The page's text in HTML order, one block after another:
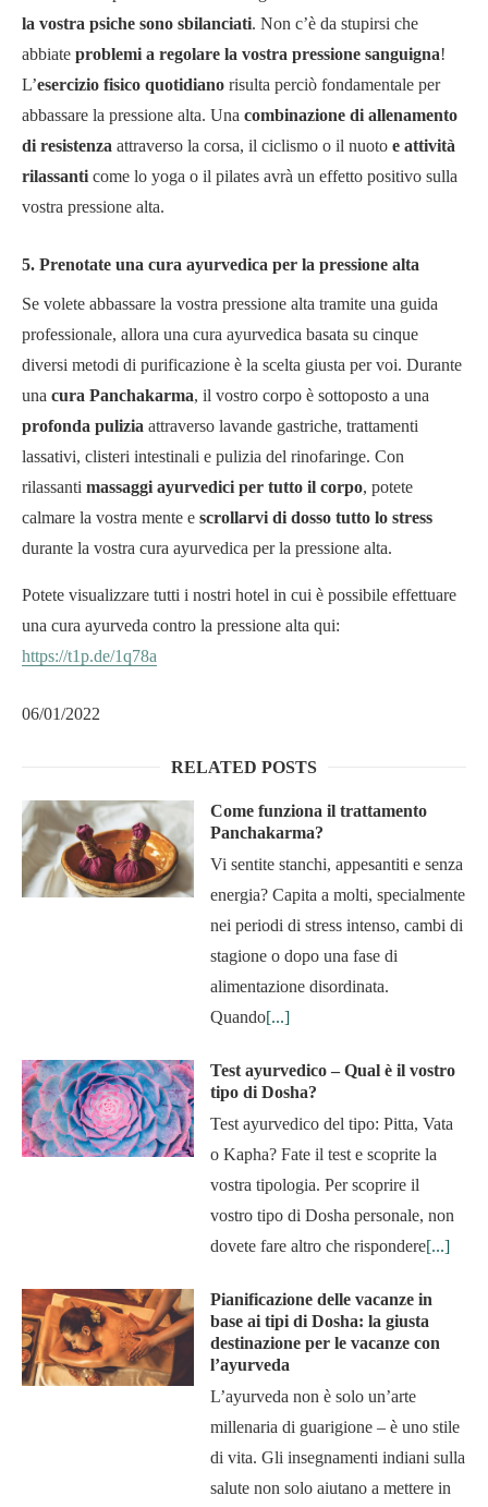
la vostra psiche sono sbilanciati. Non c’è da stupirsi che
abbiate problemi a regolare la vostra pressione sanguigna!
L’esercizio fisico quotidiano risulta perciò fondamentale per
abbassare la pressione alta. Una combinazione di allenamento
di resistenza attraverso la corsa, il ciclismo o il nuoto e attività
rilassanti come lo yoga o il pilates avrà un effetto positivo sulla
vostra pressione alta.
5. Prenotate una cura ayurvedica per la pressione alta
Se volete abbassare la vostra pressione alta tramite una guida
professionale, allora una cura ayurvedica basata su cinque
diversi metodi di purificazione è la scelta giusta per voi. Durante
una cura Panchakarma, il vostro corpo è sottoposto a una
profonda pulizia attraverso lavande gastriche, trattamenti
lassativi, clisteri intestinali e pulizia del rinofaringe. Con
rilassanti massaggi ayurvedici per tutto il corpo, potete
calmare la vostra mente e scrollarvi di dosso tutto lo stress
durante la vostra cura ayurvedica per la pressione alta.
Potete visualizzare tutti i nostri hotel in cui è possibile effettuare
una cura ayurveda contro la pressione alta qui:
https://t1p.de/1q78a
06/01/2022
RELATED POSTS
Come funziona il trattamento
Panchakarma?
Vi sentite stanchi, appesantiti e senza
energia? Capita a molti, specialmente
nei periodi di stress intenso, cambi di
stagione o dopo una fase di
alimentazione disordinata.
Quando[...]
Test ayurvedico – Qual è il vostro
tipo di Dosha?
Test ayurvedico del tipo: Pitta, Vata
o Kapha? Fate il test e scoprite la
vostra tipologia. Per scoprire il
vostro tipo di Dosha personale, non
dovete fare altro che rispondere[...]
Pianificazione delle vacanze in
base ai tipi di Dosha: la giusta
destinazione per le vacanze con
l’ayurveda
L’ayurveda non è solo un’arte
millenaria di guarigione – è uno stile
di vita. Gli insegnamenti indiani sulla
salute non solo aiutano a mettere in